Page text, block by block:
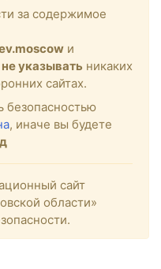
за содержимое
и
не указывать никаких
сайтах.
безопасностью
, иначе вы будете
сайт
области»